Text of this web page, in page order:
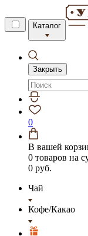
Каталог
Закрыть
0
В вашей
0 товаров на
0 руб.
Чай
Кофе/Какао